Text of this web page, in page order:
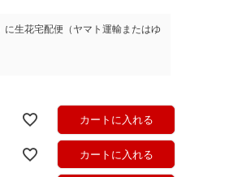
に生花宅配便（ヤマト運輸またはゆ
カートに入れる
カートに入れる